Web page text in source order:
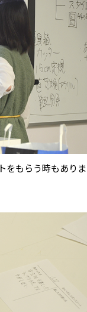
もらう時もありま